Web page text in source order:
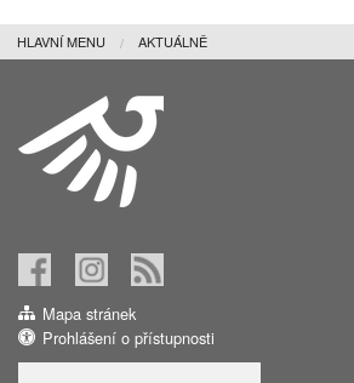
HLAVNÍ MENU AKTUÁLNĚ
Mapa stránek
Prohlášení o přístupnosti